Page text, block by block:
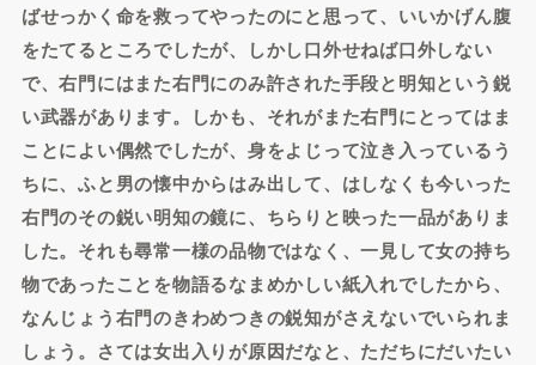
ばせっかく命を救ってやったのにと思って、いいかげん腹
をたてるところでしたが、しかし口外せねば口外しない
で、右門にはまた右門にのみ許された手段と明知という鋭
い武器があります。しかも、それがまた右門にとってはま
ことによい偶然でしたが、身をよじって泣き入っているう
ちに、ふと男の懐中からはみ出して、はしなくも今いった
右門のその鋭い明知の鏡に、ちらりと映った一品がありま
した。それも尋常一様の品物ではなく、一見して女の持ち
物であったことを物語るなまめかしい紙入れでしたから、
なんじょう右門のきわめつきの鋭知がさえないでいられま
しょう。さては女出入りが原因だなと、ただちにだいたい